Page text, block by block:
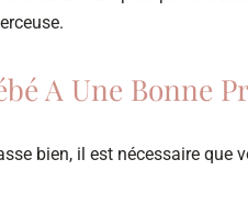
A Une Bonne
bien, il est nécessaire